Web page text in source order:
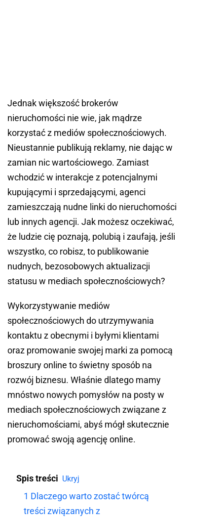
Jednak większość brokerów
nieruchomości nie wie, jak mądrze
korzystać z mediów społecznościowych.
Nieustannie publikują reklamy, nie dając w
zamian nic wartościowego. Zamiast
wchodzić w interakcje z potencjalnymi
kupującymi i sprzedającymi, agenci
zamieszczają nudne linki do nieruchomości
lub innych agencji. Jak możesz oczekiwać,
że ludzie cię poznają, polubią i zaufają, jeśli
wszystko, co robisz, to publikowanie
nudnych, bezosobowych aktualizacji
statusu w mediach społecznościowych?
Wykorzystywanie mediów
społecznościowych do utrzymywania
kontaktu z obecnymi i byłymi klientami
oraz promowanie swojej marki za pomocą
broszury online to świetny sposób na
rozwój biznesu. Właśnie dlatego mamy
mnóstwo nowych pomysłów na posty w
mediach społecznościowych związane z
nieruchomościami, abyś mógł skutecznie
promować swoją agencję online.
Spis treści Ukryj
1 Dlaczego warto zostać twórcą
treści związanych z